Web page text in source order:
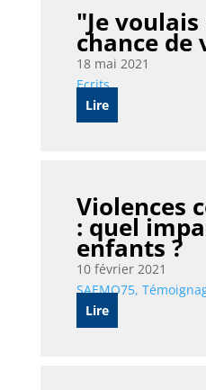
"Je
chance de
18 mai 2021
Ecrits
Lire
Violences
: quel
enfants ?
10 février 2021
SAEMO75,
Lire